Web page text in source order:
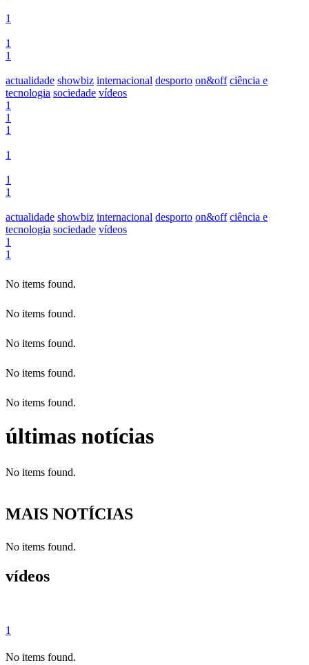
1
1
1
actualidade showbiz internacional desporto on&off ciência e
tecnologia sociedade vídeos
1
1
1
1
1
1
actualidade showbiz internacional desporto on&off ciência e
tecnologia sociedade vídeos
1
1
No items found.
No items found.
No items found.
No items found.
No items found.
últimas notícias
No items found.
MAIS NOTÍCIAS
No items found.
vídeos
1
No items found.